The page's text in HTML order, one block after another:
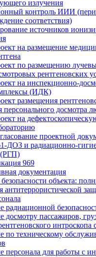
излучения
контроль ИИИ
соответствия)
источников
на размещение
по размещению
рентгеновских
на инспекционно-
(ИДК)
размещения
персонального досмотра
на
проектной
ДОЗ и радиационно-
(РГП)
969
документация
объекта:
антитеррористической
радиационной
досмотру пассажиров,
интроскопа
по техническому
персонала для работы с